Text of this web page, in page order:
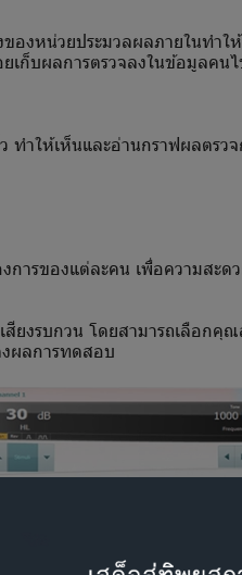
องหน่วยประมวลผลภายในทำ
ก็บผลการตรวจลงในข้อมูลคน
ำให้เห็นและอ่านกราฟผลตรว
รของแต่ละคน เพื่อความสะดว
สียงรบกวน โดยสามารถเลือก
ผลการทดสอบ